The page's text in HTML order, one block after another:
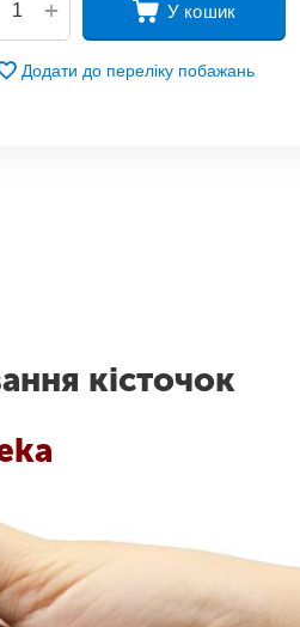
+ У кошик
Додати до переліку побажань
кісточок